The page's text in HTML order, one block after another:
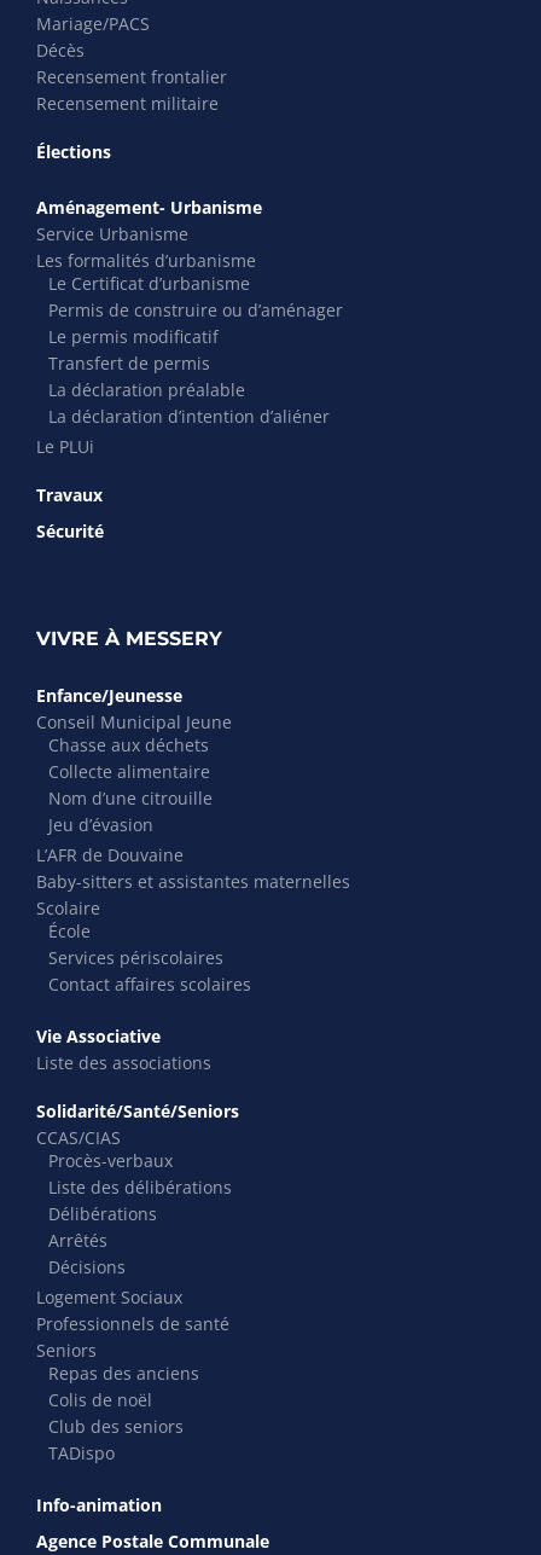
Mariage/PACS
Décès
Recensement frontalier
Recensement militaire
Élections
Aménagement- Urbanisme
Service Urbanisme
Les formalités d’urbanisme
Le Certificat d’urbanisme
Permis de construire ou d’aménager
Le permis modificatif
Transfert de permis
La déclaration préalable
La déclaration d’intention d’aliéner
Le PLUi
Travaux
Sécurité
VIVRE À MESSERY
Enfance/Jeunesse
Conseil Municipal Jeune
Chasse aux déchets
Collecte alimentaire
Nom d’une citrouille
Jeu d’évasion
L’AFR de Douvaine
Baby-sitters et assistantes maternelles
Scolaire
École
Services périscolaires
Contact affaires scolaires
Vie Associative
Liste des associations
Solidarité/Santé/Seniors
CCAS/CIAS
Procès-verbaux
Liste des délibérations
Délibérations
Arrêtés
Décisions
Logement Sociaux
Professionnels de santé
Seniors
Repas des anciens
Colis de noël
Club des seniors
TADispo
Info-animation
Agence Postale Communale